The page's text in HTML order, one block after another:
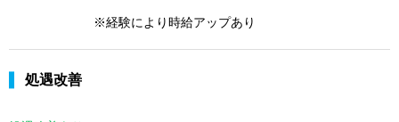
※経験により時給アップあり
処遇改善